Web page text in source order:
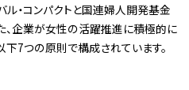
・コンパクトと国連婦人開発基金
、企業が女性の活躍推進に積極的に
7つの原則で構成されています。